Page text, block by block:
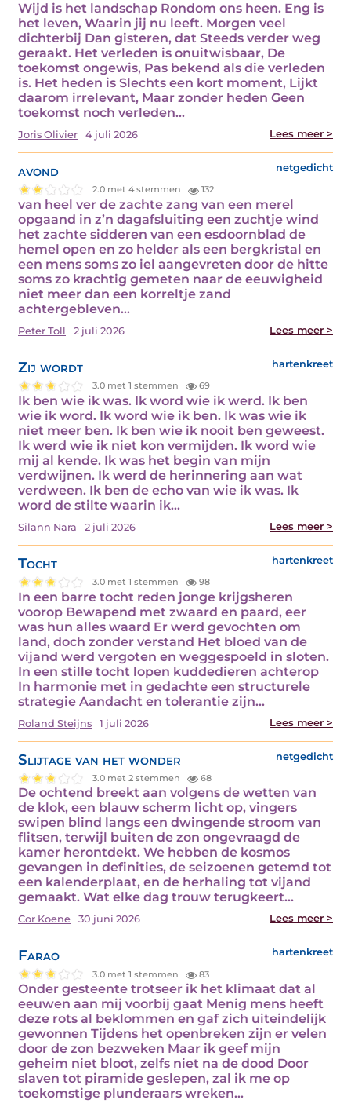
Wijd is het landschap Rondom ons heen. Eng is
het leven, Waarin jij nu leeft. Morgen veel
dichterbij Dan gisteren, dat Steeds verder weg
geraakt. Het verleden is onuitwisbaar, De
toekomst ongewis, Pas bekend als die verleden
is. Het heden is Slechts een kort moment, Lijkt
daarom irrelevant, Maar zonder heden Geen
toekomst noch verleden…
Joris Olivier 4 juli 2026 Lees meer >
avond netgedicht
2.0 met 4 stemmen 132
van heel ver de zachte zang van een merel
opgaand in z’n dagafsluiting een zuchtje wind
het zachte sidderen van een esdoornblad de
hemel open en zo helder als een bergkristal en
een mens soms zo iel aangevreten door de hitte
soms zo krachtig gemeten naar de eeuwigheid
niet meer dan een korreltje zand
achtergebleven…
Peter Toll 2 juli 2026 Lees meer >
Zij wordt hartenkreet
3.0 met 1 stemmen 69
Ik ben wie ik was. Ik word wie ik werd. Ik ben
wie ik word. Ik word wie ik ben. Ik was wie ik
niet meer ben. Ik ben wie ik nooit ben geweest.
Ik werd wie ik niet kon vermijden. Ik word wie
mij al kende. Ik was het begin van mijn
verdwijnen. Ik werd de herinnering aan wat
verdween. Ik ben de echo van wie ik was. Ik
word de stilte waarin ik…
Silann Nara 2 juli 2026 Lees meer >
Tocht hartenkreet
3.0 met 1 stemmen 98
In een barre tocht reden jonge krijgsheren
voorop Bewapend met zwaard en paard, eer
was hun alles waard Er werd gevochten om
land, doch zonder verstand Het bloed van de
vijand werd vergoten en weggespoeld in sloten.
In een stille tocht lopen kuddedieren achterop
In harmonie met in gedachte een structurele
strategie Aandacht en tolerantie zijn…
Roland Steijns 1 juli 2026 Lees meer >
Slijtage van het wonder netgedicht
3.0 met 2 stemmen 68
De ochtend breekt aan volgens de wetten van
de klok, een blauw scherm licht op, vingers
swipen blind langs een dwingende stroom van
flitsen, terwijl buiten de zon ongevraagd de
kamer herontdekt. We hebben de kosmos
gevangen in definities, de seizoenen getemd tot
een kalenderplaat, en de herhaling tot vijand
gemaakt. Wat elke dag trouw terugkeert…
Cor Koene 30 juni 2026 Lees meer >
Farao hartenkreet
3.0 met 1 stemmen 83
Onder gesteente trotseer ik het klimaat dat al
eeuwen aan mij voorbij gaat Menig mens heeft
deze rots al beklommen en gaf zich uiteindelijk
gewonnen Tijdens het openbreken zijn er velen
door de zon bezweken Maar ik geef mijn
geheim niet bloot, zelfs niet na de dood Door
slaven tot piramide geslepen, zal ik me op
toekomstige plunderaars wreken…